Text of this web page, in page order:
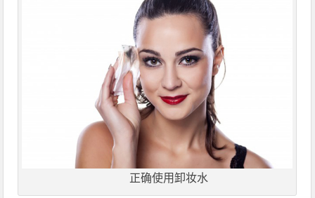
正确使用卸妆水